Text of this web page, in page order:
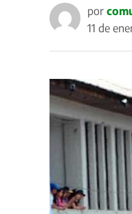
por
11 de